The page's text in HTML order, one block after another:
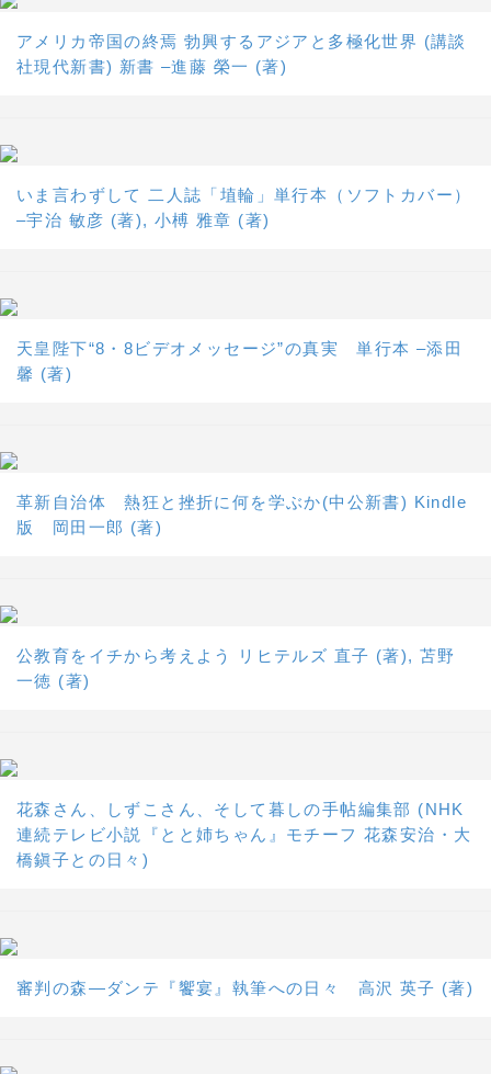
アメリカ帝国の終焉 勃興するアジアと多極化世界 (講談
社現代新書) 新書 –進藤 榮一 (著)
いま言わずして 二人誌「埴輪」単行本（ソフトカバー）
–宇治 敏彦 (著), 小榑 雅章 (著)
天皇陛下“8・8ビデオメッセージ”の真実 単行本 –添田
馨 (著)
革新自治体 熱狂と挫折に何を学ぶか(中公新書) Kindle
版 岡田一郎 (著)
公教育をイチから考えよう リヒテルズ 直子 (著), 苫野
一徳 (著)
花森さん、しずこさん、そして暮しの手帖編集部 (NHK
連続テレビ小説『とと姉ちゃん』モチーフ 花森安治・大
橋鎭子との日々)
審判の森―ダンテ『饗宴』執筆への日々 高沢 英子 (著)